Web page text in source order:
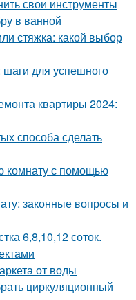
свои инструменты
в ванной
стяжка: какой выбор
шаги для успешного
квартиры 2024:
способа сделать
комнату с помощью
законные вопросы и
6,8,10,12 соток.
от воды
циркуляционный